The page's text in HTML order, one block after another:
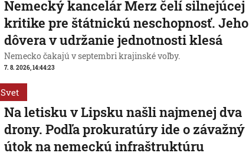
Nemecký kancelár Merz čelí silnejúcej
kritike pre štátnickú neschopnosť. Jeho
dôvera v udržanie jednotnosti klesá
Nemecko čakajú v septembri krajinské voľby.
7. 8. 2026, 14:44:23
Svet
Na letisku v Lipsku našli najmenej dva
drony. Podľa prokuratúry ide o závažný
útok na nemeckú infraštruktúru